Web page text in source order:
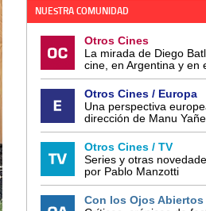
NUESTRA COMUNIDAD
Otros Cines
La mirada de Diego
cine, en Argentina y en
Otros Cines / Europa
Una perspectiva
dirección de Manu
Otros Cines / TV
Series y otras
por Pablo Manzotti
Con los Ojos Abiertos